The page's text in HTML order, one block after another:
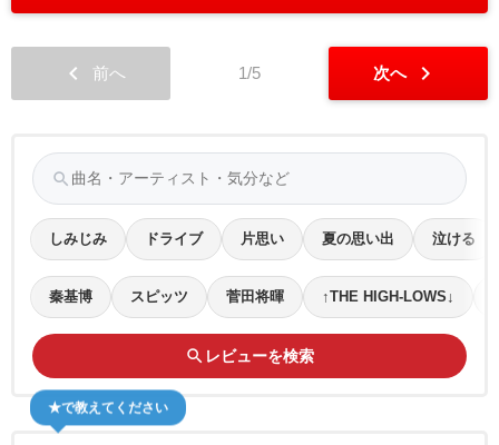
chevron_left 前へ 1/5 次へ chevron_right
search
しみじみ ドライブ 片思い 夏の思い出 泣ける
秦基博 スピッツ 菅田将暉 ↑THE HIGH-LOWS↓
search レビューを検索
★で教えてください